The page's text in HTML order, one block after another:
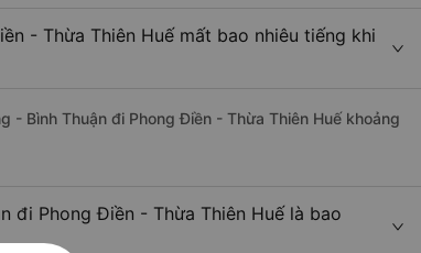
- Thừa Thiên Huế mất bao nhiêu tiếng khi
- Bình Thuận đi Phong Điền - Thừa Thiên Huế khoảng
đi Phong Điền - Thừa Thiên Huế là bao